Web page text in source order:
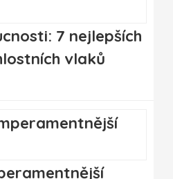
7 nejlepších
vlaků